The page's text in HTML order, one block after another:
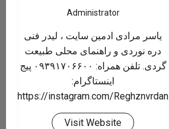
Administrator
یاسر مرادی ادمین سایت ، لیدر فنی
دره نوردی و راهنمای محلی طبیعت
گردی. تلفن همراه: ۰۹۳۹۱۷۰۶۶۰۰ پیج
اینستاگرام:
https://instagram.com/Reghznvrdan
Visit Website